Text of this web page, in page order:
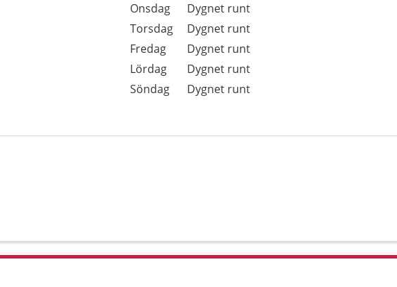
Onsdag
Dygnet runt
Torsdag
Dygnet runt
Fredag
Dygnet runt
Lördag
Dygnet runt
Söndag
Dygnet runt